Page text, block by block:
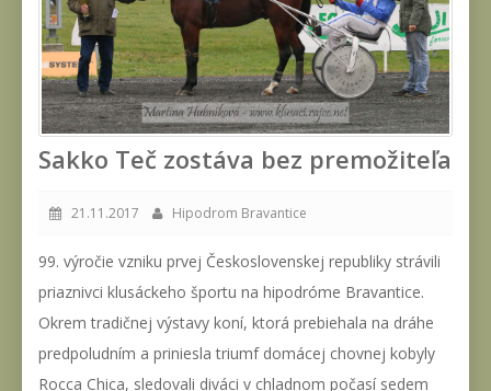
Sakko Teč zostáva bez premožiteľa
21.11.2017 Hipodrom Bravantice
99. výročie vzniku prvej Československej republiky strávili
priaznivci klusáckeho športu na hipodróme Bravantice.
Okrem tradičnej výstavy koní, ktorá prebiehala na dráhe
predpoludním a priniesla triumf domácej chovnej kobyly
Rocca Chica, sledovali diváci v chladnom počasí sedem